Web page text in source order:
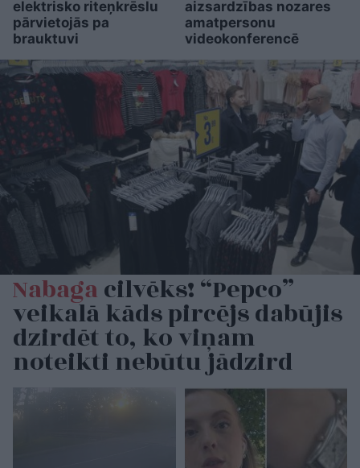
elektrisko riteņkrēslu
pārvietojās pa
brauktuvi
aizsardzības nozares
amatpersonu
videokonferencē
Nabagacilvēks! “Pepco”
veikalā kāds pircējs dabūjis
dzirdēt to, ko viņam
noteikti nebūtu jādzird